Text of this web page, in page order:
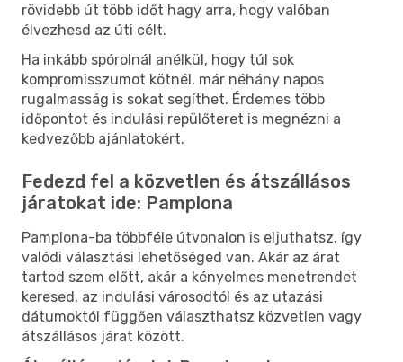
rövidebb út több időt hagy arra, hogy valóban
élvezhesd az úti célt.
Ha inkább spórolnál anélkül, hogy túl sok
kompromisszumot kötnél, már néhány napos
rugalmasság is sokat segíthet. Érdemes több
időpontot és indulási repülőteret is megnézni a
kedvezőbb ajánlatokért.
Fedezd fel a közvetlen és átszállásos
járatokat ide: Pamplona
Pamplona-ba többféle útvonalon is eljuthatsz, így
valódi választási lehetőséged van. Akár az árat
tartod szem előtt, akár a kényelmes menetrendet
keresed, az indulási városodtól és az utazási
dátumoktól függően választhatsz közvetlen vagy
átszállásos járat között.